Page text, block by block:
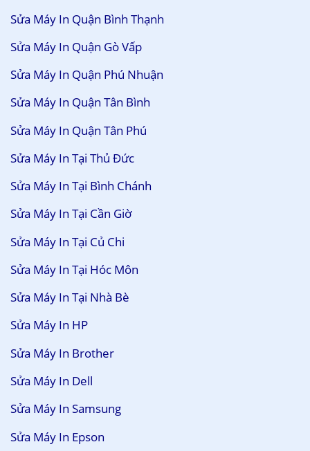
Sửa Máy In Quận Bình Thạnh
Sửa Máy In Quận Gò Vấp
Sửa Máy In Quận Phú Nhuận
Sửa Máy In Quận Tân Bình
Sửa Máy In Quận Tân Phú
Sửa Máy In Tại Thủ Đức
Sửa Máy In Tại Bình Chánh
Sửa Máy In Tại Cần Giờ
Sửa Máy In Tại Củ Chi
Sửa Máy In Tại Hóc Môn
Sửa Máy In Tại Nhà Bè
Sửa Máy In HP
Sửa Máy In Brother
Sửa Máy In Dell
Sửa Máy In Samsung
Sửa Máy In Epson